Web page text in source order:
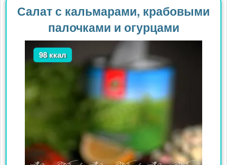
Салат с кальмарами, крабовыми
палочками и огурцами
98 ккал